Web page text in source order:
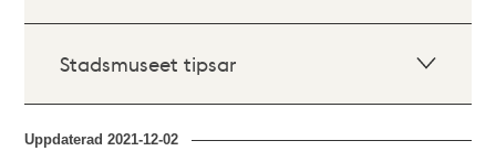
Stadsmuseet tipsar
Uppdaterad2021-12-02